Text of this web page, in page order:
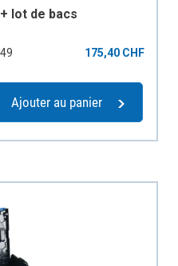
lot de bacs
175,40 CHF
Ajouter au panier